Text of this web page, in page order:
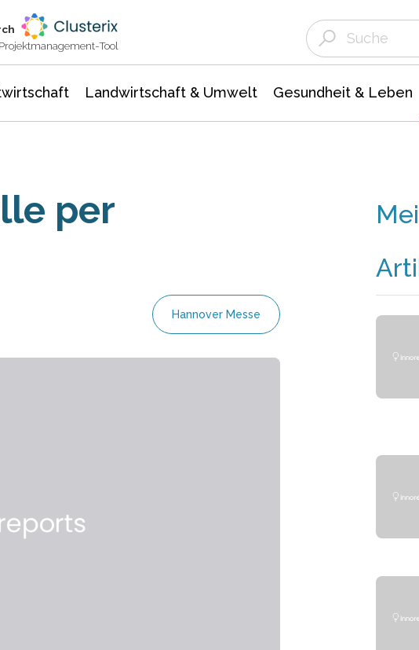
Tool
Landwirtschaft & Umwelt Gesundheit & Leben
per
Hannover Messe